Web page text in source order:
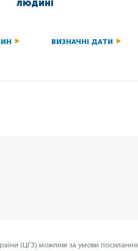
людині
ВИЗНАЧНІ ДАТИ
(ЦГЗ) можливі за умови посилання